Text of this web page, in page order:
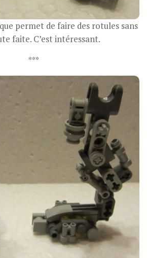
permet de faire des rotules sans
faite. C’est intéressant.
***